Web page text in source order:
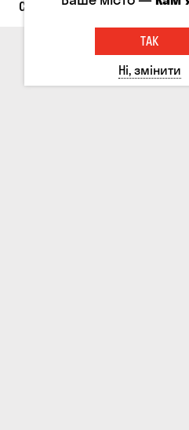
Сирні закуски Горішки
ТАК
Ні, змінити